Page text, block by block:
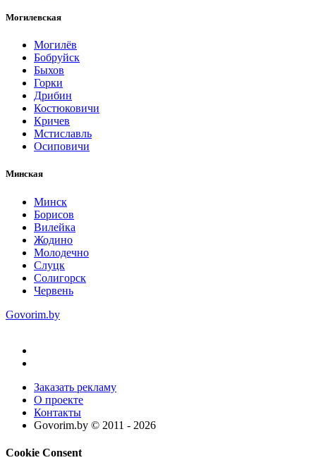
Могилевская
Могилёв
Бобруйск
Быхов
Горки
Дрибин
Костюковичи
Кричев
Мстиславль
Осиповичи
Минская
Минск
Борисов
Вилейка
Жодино
Молодечно
Слуцк
Солигорск
Червень
Govorim.by
Заказать рекламу
О проекте
Контакты
Govorim.by © 2011 - 2026
Cookie Consent